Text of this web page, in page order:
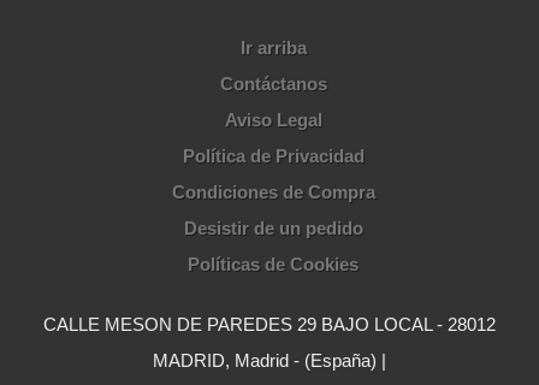
Ir arriba
Contáctanos
Aviso Legal
Política de Privacidad
Condiciones de Compra
Desistir de un pedido
Políticas de Cookies
CALLE MESON DE PAREDES 29 BAJO LOCAL - 28012
MADRID, Madrid - (España) |